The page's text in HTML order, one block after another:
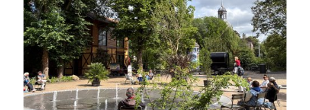
SLA VOORKEUREN OP